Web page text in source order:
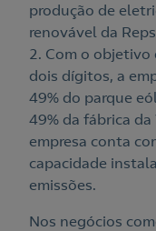
produção de
renovável da
2. Com o
dois dígitos, a
49% do parque
49% da fábrica
empresa conta
capacidade
emissões.
Nos negócios